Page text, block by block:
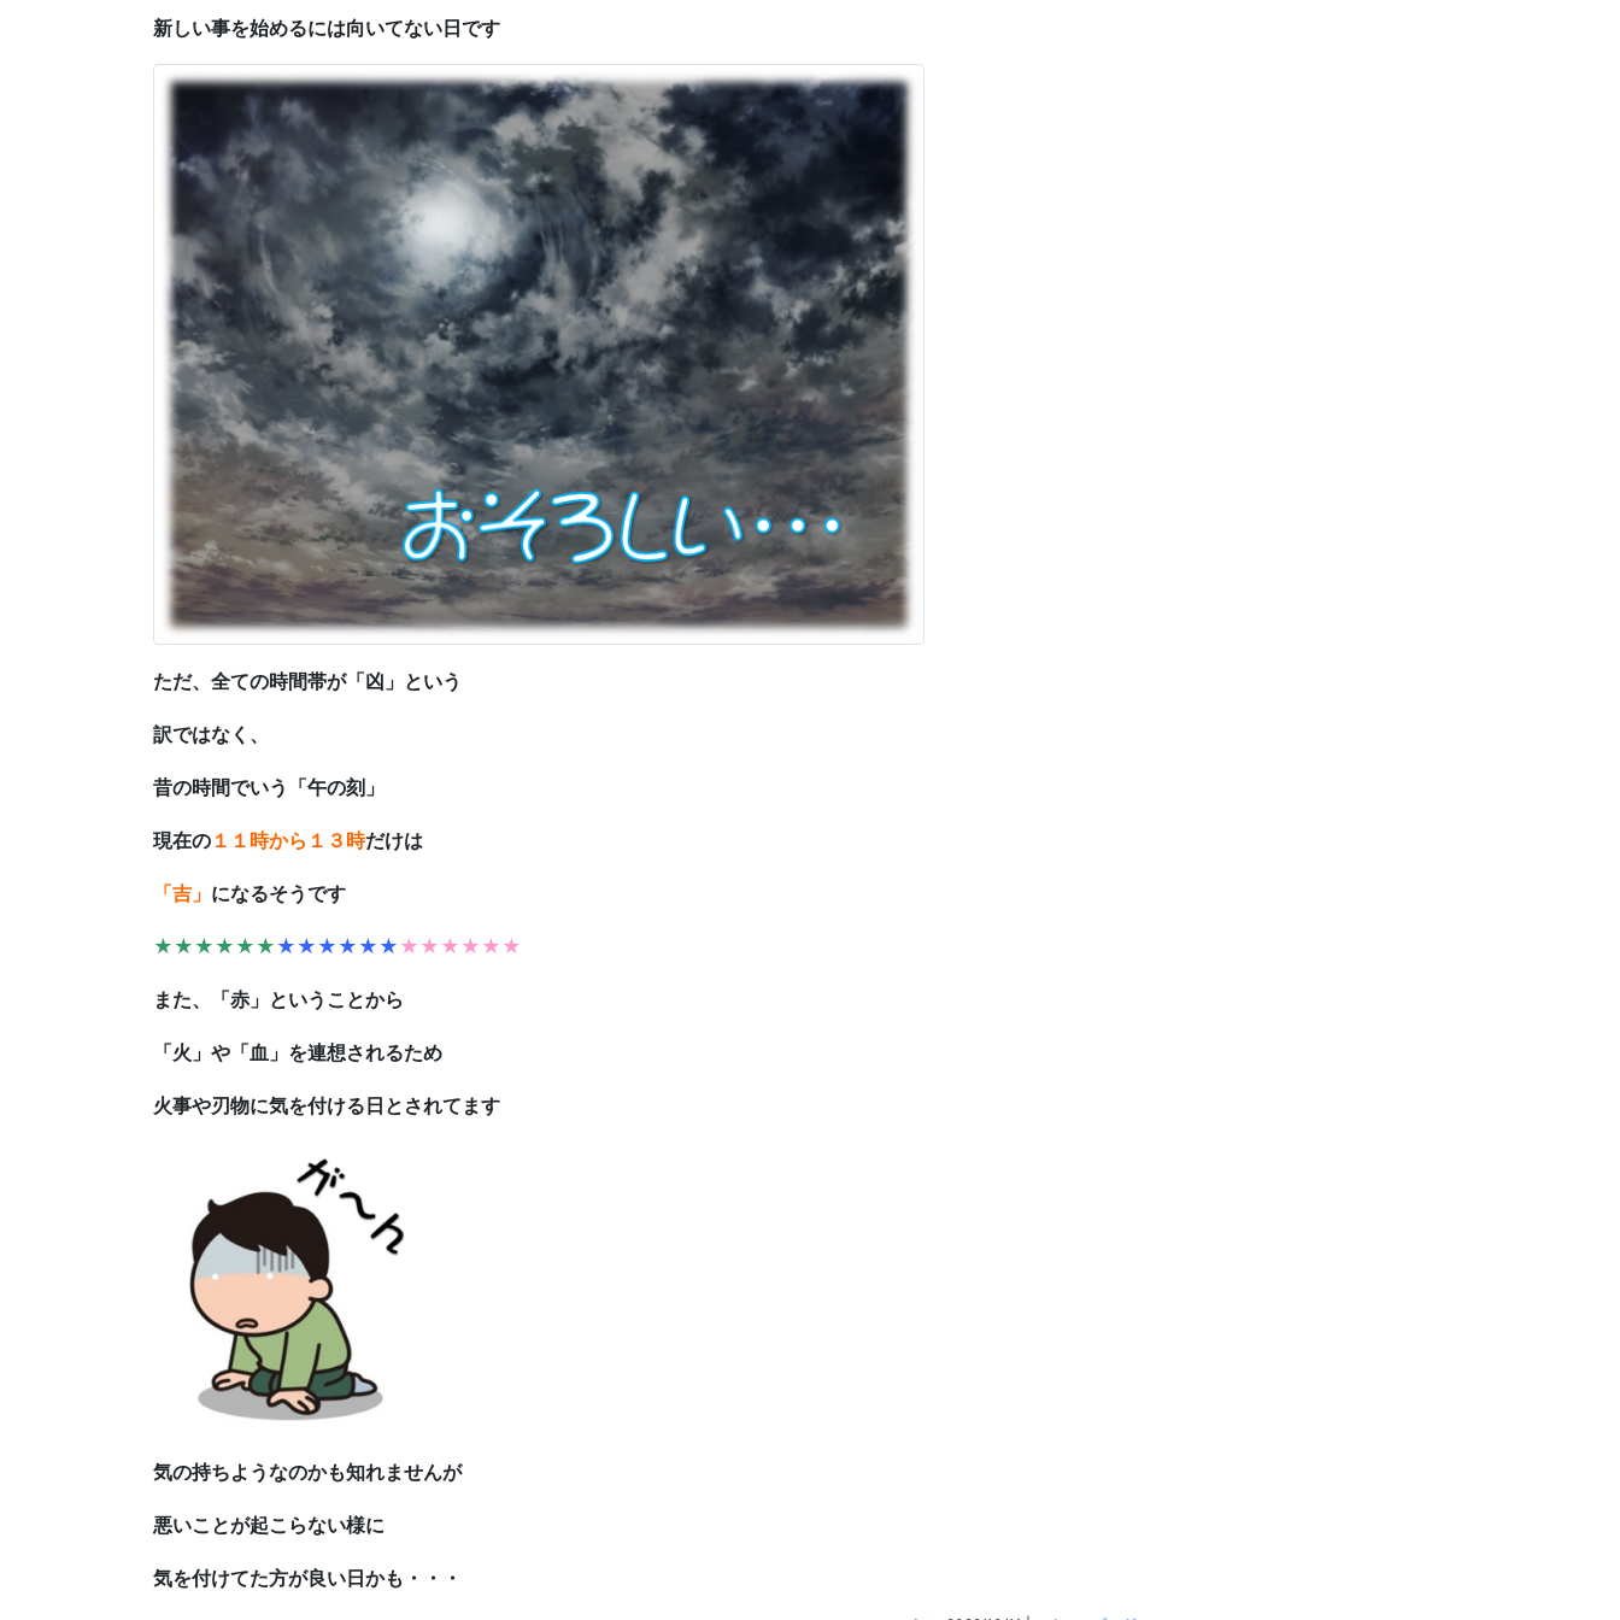
新しい事を始めるには向いてない日です
ただ、全ての時間帯が「凶」という
訳ではなく、
昔の時間でいう「午の刻」
現在の １１時から１３時だけは
「吉」 になるそうです
★★★★★★ ★★★★★★ ★★★★★★
また、「赤」ということから
「火」や「血」を連想されるため
火事や刃物に気を付ける日とされてます
気の持ちようなのかも知れませんが
悪いことが起こらない様に
気を付けてた方が良い日かも・・・